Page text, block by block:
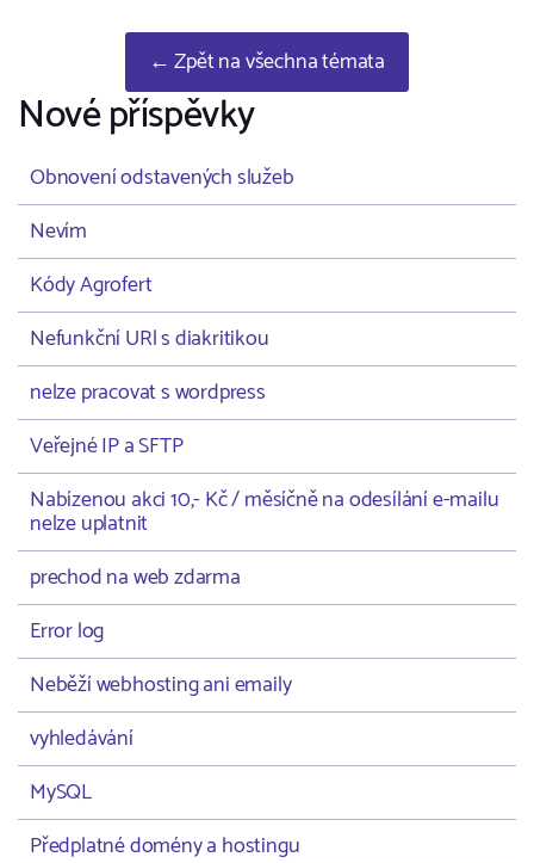
← Zpět na všechna témata
Nové příspěvky
Obnovení odstavených služeb
Nevím
Kódy Agrofert
Nefunkční URl s diakritikou
nelze pracovat s wordpress
Veřejné IP a SFTP
Nabízenou akci 10,- Kč / měsíčně na odesílání e-mailu
nelze uplatnit
prechod na web zdarma
Error log
Neběží webhosting ani emaily
vyhledávání
MySQL
Předplatné domény a hostingu